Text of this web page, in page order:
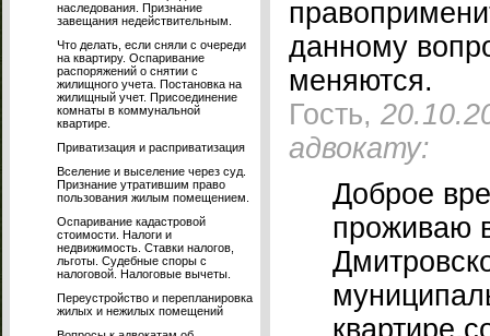
наследования. Признание
завещания недействительным.
Что делать, если сняли с очереди
на квартиру. Оспаривание
распоряжений о снятии с
жилищного учета. Постановка на
жилищный учет. Присоединение
комнаты в коммунальной
квартире.
Приватизация и расприватизация
Вселение и выселение через суд.
Признание утратившим право
пользования жилым помещением.
Оспаривание кадастровой
стоимости. Налоги и
недвижимость. Ставки налогов,
льготы. Судебные споры с
налоговой. Налоговые вычеты.
Переустройство и перепланировка
жилых и нежилых помещений
данному
меняются.
Гость,
адвокату:
Доброе
проживаю